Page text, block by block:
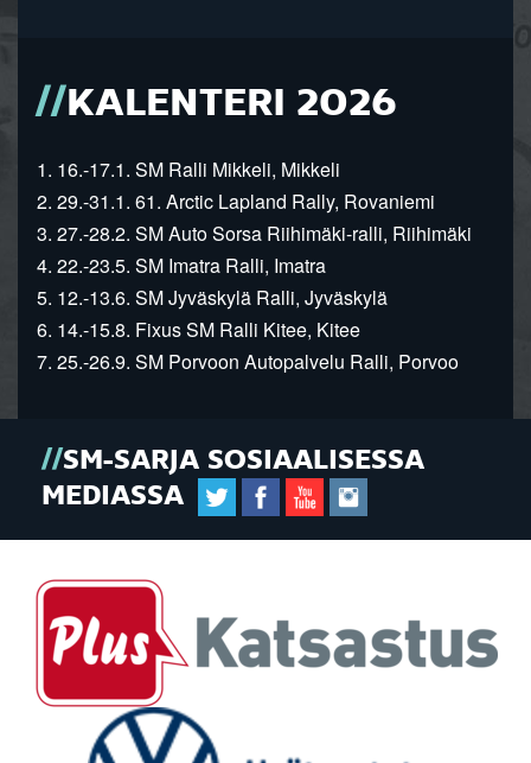
KALENTERI 2026
1. 16.-17.1. SM Ralli Mikkeli, Mikkeli
2. 29.-31.1. 61. Arctic Lapland Rally, Rovaniemi
3. 27.-28.2. SM Auto Sorsa Riihimäki-ralli, Riihimäki
4. 22.-23.5. SM Imatra Ralli, Imatra
5. 12.-13.6. SM Jyväskylä Ralli, Jyväskylä
6. 14.-15.8. Fixus SM Ralli Kitee, Kitee
7. 25.-26.9. SM Porvoon Autopalvelu Ralli, Porvoo
SM-SARJA SOSIAALISESSA
MEDIASSA